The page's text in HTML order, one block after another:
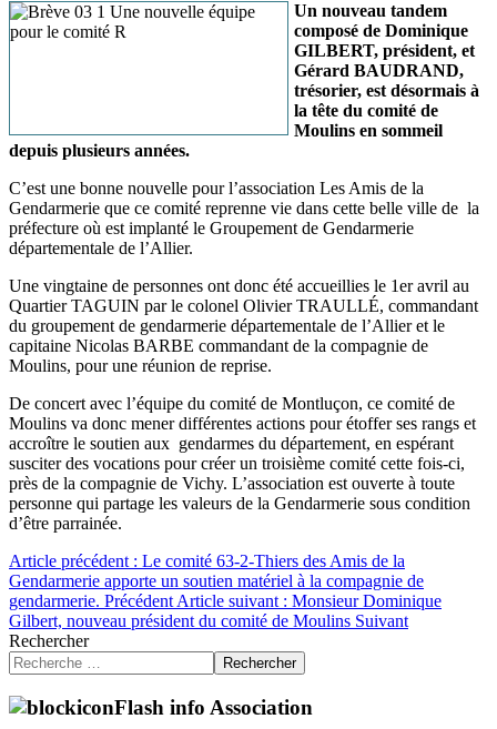
Un nouveau tandem
composé de Dominique
GILBERT, président, et
Gérard BAUDRAND,
trésorier, est désormais à
la tête du comité de
Moulins en sommeil
depuis plusieurs années.
C’est une bonne nouvelle pour l’association Les Amis de la
Gendarmerie que ce comité reprenne vie dans cette belle ville de la
préfecture où est implanté le Groupement de Gendarmerie
départementale de l’Allier.
Une vingtaine de personnes ont donc été accueillies le 1er avril au
Quartier TAGUIN par le colonel Olivier TRAULLÉ, commandant
du groupement de gendarmerie départementale de l’Allier et le
capitaine Nicolas BARBE commandant de la compagnie de
Moulins, pour une réunion de reprise.
De concert avec l’équipe du comité de Montluçon, ce comité de
Moulins va donc mener différentes actions pour étoffer ses rangs et
accroître le soutien aux gendarmes du département, en espérant
susciter des vocations pour créer un troisième comité cette fois-ci,
près de la compagnie de Vichy. L’association est ouverte à toute
personne qui partage les valeurs de la Gendarmerie sous condition
d’être parrainée.
Article précédent : Le comité 63-2-Thiers des Amis de la
Gendarmerie apporte un soutien matériel à la compagnie de
gendarmerie. Précédent Article suivant : Monsieur Dominique
Gilbert, nouveau président du comité de Moulins Suivant
Rechercher
Rechercher
Flash info Association